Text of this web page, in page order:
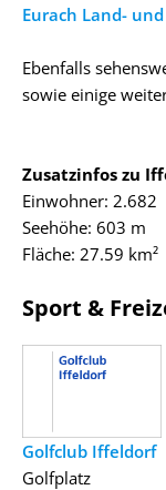
Eurach Land-
Ebenfalls
sowie einige
Zusatzinfos zu
Einwohner: 2.682
Seehöhe: 603 m
Fläche: 27.59 km²
Sport &
Golfclub Iffeldorf
Golfplatz